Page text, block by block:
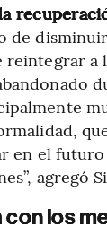
de
reintegrar a
en el
agregó
con los